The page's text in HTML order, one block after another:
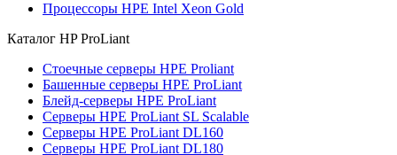
Процессоры HPE Intel Xeon Gold
Каталог HP ProLiant
Стоечные серверы HPE Proliant
Башенные серверы HPE ProLiant
Блейд-серверы HPE ProLiant
Серверы HPE ProLiant SL Scalable
Серверы HPE ProLiant DL160
Серверы HPE ProLiant DL180